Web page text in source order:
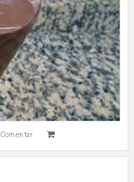
Comentar